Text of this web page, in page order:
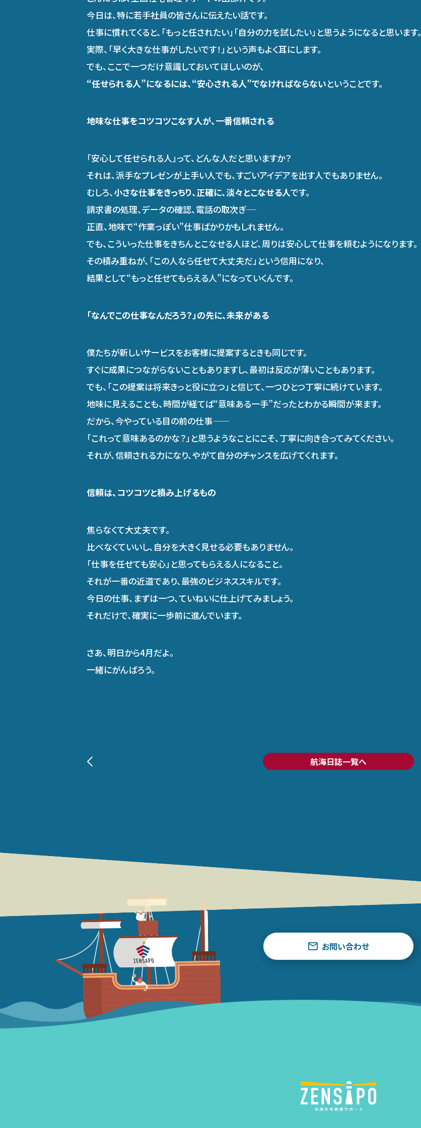
今日は、特に若手社員の皆さんに伝えたい話です。
仕事に慣れてくると、「もっと任されたい」「自分の力を試したい」と思うようになると思います。
実際、「早く大きな仕事がしたいです！」という声もよく耳にします。
でも、ここで一つだけ意識しておいてほしいのが、
“任せられる人”になるには、“安心される人”でなければならないということです。
地味な仕事をコツコツこなす人が、一番信頼される
「安心して任せられる人」って、どんな人だと思いますか？
それは、派手なプレゼンが上手い人でも、すごいアイデアを出す人でもありません。
むしろ、小さな仕事をきっちり、正確に、淡々とこなせる人です。
請求書の処理、データの確認、電話の取次ぎ――
正直、地味で“作業っぽい”仕事ばかりかもしれません。
でも、こういった仕事をきちんとこなせる人ほど、周りは安心して仕事を頼むようになります。
その積み重ねが、「この人なら任せて大丈夫だ」という信用になり、
結果として“もっと任せてもらえる人”になっていくんです。
「なんでこの仕事なんだろう？」の先に、未来がある
僕たちが新しいサービスをお客様に提案するときも同じです。
すぐに成果につながらないこともありますし、最初は反応が薄いこともあります。
でも、「この提案は将来きっと役に立つ」と信じて、一つひとつ丁寧に続けています。
地味に見えることも、時間が経てば“意味ある一手”だったとわかる瞬間が来ます。
だから、今やっている目の前の仕事――
「これって意味あるのかな？」と思うようなことにこそ、丁寧に向き合ってみてください。
それが、信頼される力になり、やがて自分のチャンスを広げてくれます。
信頼は、コツコツと積み上げるもの
焦らなくて大丈夫です。
比べなくていいし、自分を大きく見せる必要もありません。
「仕事を任せても安心」と思ってもらえる人になること。
それが一番の近道であり、最強のビジネススキルです。
今日の仕事、まずは一つ、ていねいに仕上げてみましょう。
それだけで、確実に一歩前に進んでいます。
さあ、明日から4月だよ。
一緒にがんばろう。
航海日誌一覧へ
お問い合わせ